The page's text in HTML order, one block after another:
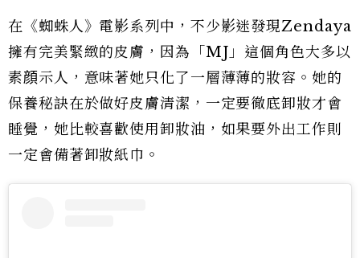
在《蜘蛛人》電影系列中，不少影迷發現Zendaya
擁有完美緊緻的皮膚，因為「MJ」這個角色大多以
素顔示人，意味著她只化了一層薄薄的妝容。她的
保養秘訣在於做好皮膚清潔，一定要徹底卸妝才會
睡覺，她比較喜歡使用卸妝油，如果要外出工作則
一定會備著卸妝紙巾。